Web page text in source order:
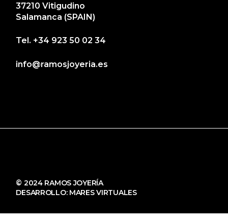
37210 Vitigudino
Salamanca (SPAIN)
Tel. +34 923 50 02 34
info@ramosjoyeria.es
© 2024 RAMOS JOYERÍA
DESARROLLO: MARES VIRTUALES